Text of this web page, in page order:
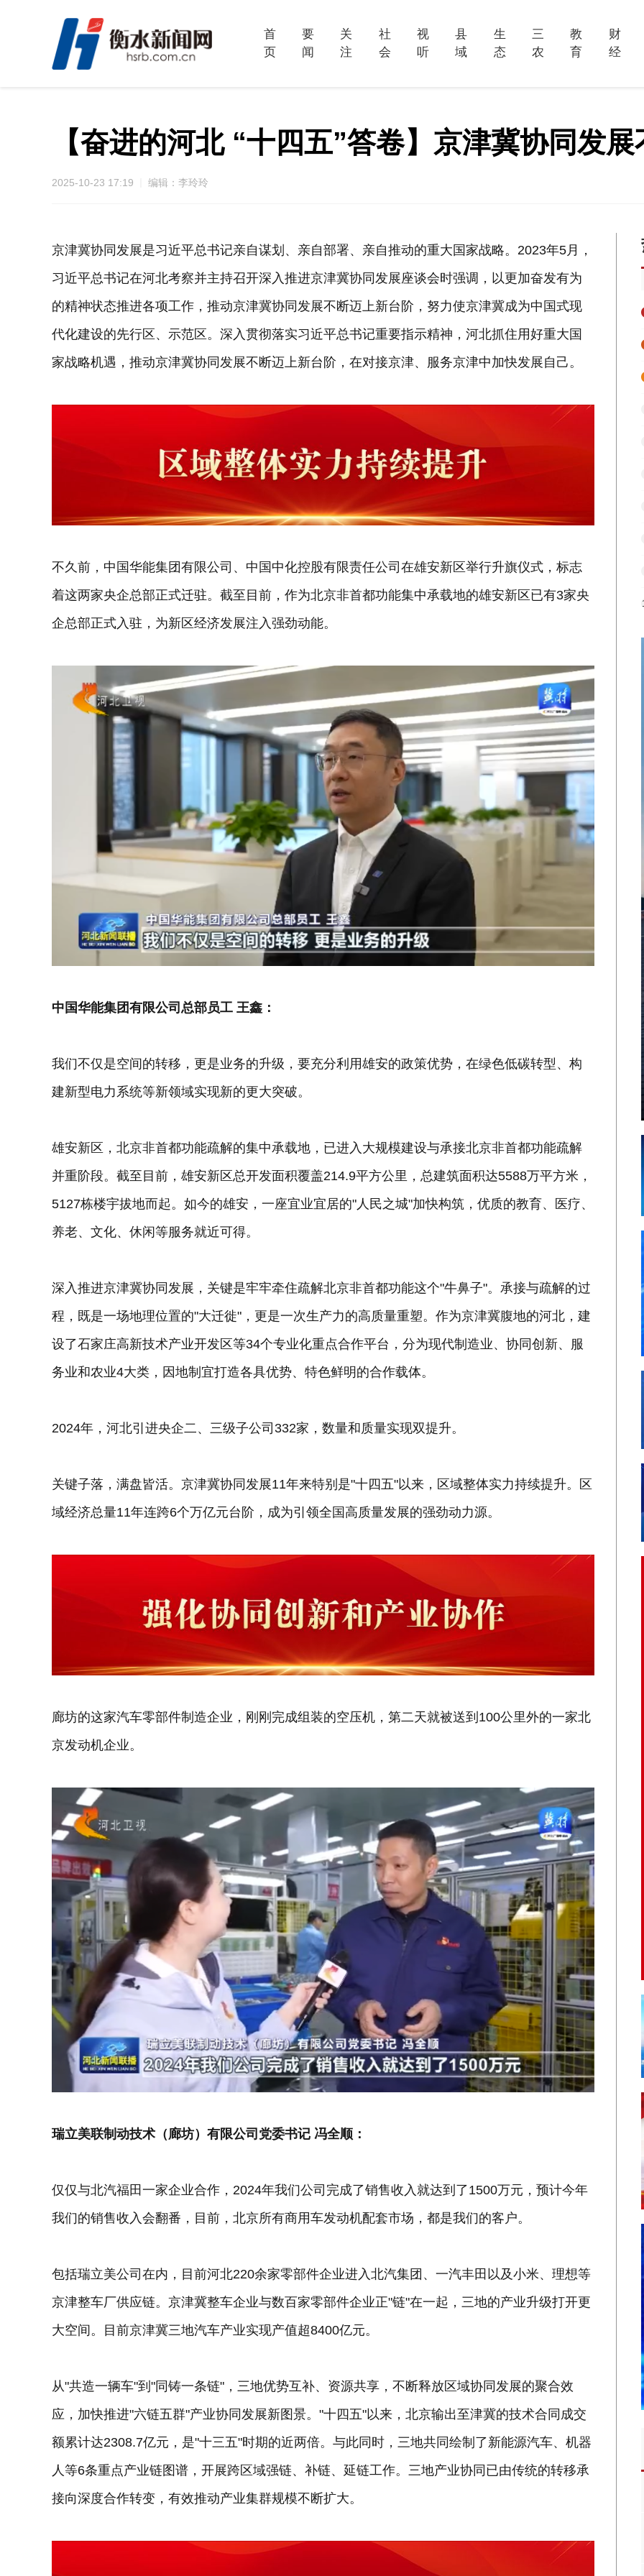
首
页
要
闻
关
注
社
会
视
听
县
域
生
态
三
农
教
育
财
经
【奋进的河北 “十四五”答卷】京津冀协同发
2025-10-23 17:19 编辑：李玲玲
京津冀协同发展是习近平总书记亲自谋划、亲自部署、亲自推动的重大国家战略。2023年5月，
习近平总书记在河北考察并主持召开深入推进京津冀协同发展座谈会时强调，以更加奋发有为
的精神状态推进各项工作，推动京津冀协同发展不断迈上新台阶，努力使京津冀成为中国式现
代化建设的先行区、示范区。深入贯彻落实习近平总书记重要指示精神，河北抓住用好重大国
家战略机遇，推动京津冀协同发展不断迈上新台阶，在对接京津、服务京津中加快发展自己。
不久前，中国华能集团有限公司、中国中化控股有限责任公司在雄安新区举行升旗仪式，标志
着这两家央企总部正式迁驻。截至目前，作为北京非首都功能集中承载地的雄安新区已有3家央
企总部正式入驻，为新区经济发展注入强劲动能。
中国华能集团有限公司总部员工 王鑫：
我们不仅是空间的转移，更是业务的升级，要充分利用雄安的政策优势，在绿色低碳转型、构
建新型电力系统等新领域实现新的更大突破。
雄安新区，北京非首都功能疏解的集中承载地，已进入大规模建设与承接北京非首都功能疏解
并重阶段。截至目前，雄安新区总开发面积覆盖214.9平方公里，总建筑面积达5588万平方米，
5127栋楼宇拔地而起。如今的雄安，一座宜业宜居的"人民之城"加快构筑，优质的教育、医疗、
养老、文化、休闲等服务就近可得。
深入推进京津冀协同发展，关键是牢牢牵住疏解北京非首都功能这个"牛鼻子"。承接与疏解的过
程，既是一场地理位置的"大迁徙"，更是一次生产力的高质量重塑。作为京津冀腹地的河北，建
设了石家庄高新技术产业开发区等34个专业化重点合作平台，分为现代制造业、协同创新、服
务业和农业4大类，因地制宜打造各具优势、特色鲜明的合作载体。
2024年，河北引进央企二、三级子公司332家，数量和质量实现双提升。
关键子落，满盘皆活。京津冀协同发展11年来特别是"十四五"以来，区域整体实力持续提升。区
域经济总量11年连跨6个万亿元台阶，成为引领全国高质量发展的强劲动力源。
廊坊的这家汽车零部件制造企业，刚刚完成组装的空压机，第二天就被送到100公里外的一家北
京发动机企业。
瑞立美联制动技术（廊坊）有限公司党委书记 冯全顺：
仅仅与北汽福田一家企业合作，2024年我们公司完成了销售收入就达到了1500万元，预计今年
我们的销售收入会翻番，目前，北京所有商用车发动机配套市场，都是我们的客户。
包括瑞立美公司在内，目前河北220余家零部件企业进入北汽集团、一汽丰田以及小米、理想等
京津整车厂供应链。京津冀整车企业与数百家零部件企业正"链"在一起，三地的产业升级打开更
大空间。目前京津冀三地汽车产业实现产值超8400亿元。
从"共造一辆车"到"同铸一条链"，三地优势互补、资源共享，不断释放区域协同发展的聚合效
应，加快推进"六链五群"产业协同发展新图景。"十四五"以来，北京输出至津冀的技术合同成交
额累计达2308.7亿元，是"十三五"时期的近两倍。与此同时，三地共同绘制了新能源汽车、机器
人等6条重点产业链图谱，开展跨区域强链、补链、延链工作。三地产业协同已由传统的转移承
接向深度合作转变，有效推动产业集群规模不断扩大。